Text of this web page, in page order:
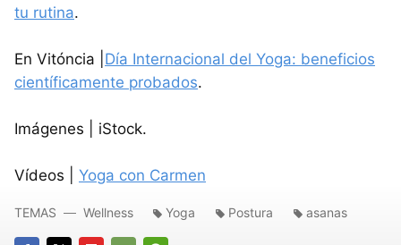
tu rutina.
En Vitóncia | Día Internacional del Yoga: beneficios
científicamente probados.
Imágenes | iStock.
Vídeos | Yoga con Carmen
TEMAS Wellness Yoga Postura asanas